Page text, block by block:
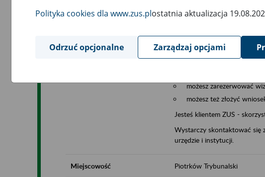
możesz złożyć wniosek
masz dostęp do
Jeśli jesteś świadczeniobiorcą
masz dostęp m.in. do
do formularza PIT 40A,
możesz zarezerwować
możesz też złożyć
Jesteś klientem ZUS -
Wystarczy skontaktować się
urzędzie i instytucji.
Miejscowość Piotrków Trybunalski
Polityka cookies dla www.zus.plostatnia aktualizacja
Odrzuć opcjonalne Zarządzaj opcjami